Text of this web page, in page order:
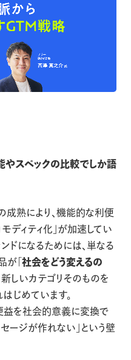
やスペックの比較でしか語
成熟により、機能的な利便
ディティ化」が加速してい
ドになるためには、単なる
が 「社会をどう変えるの
しいカテゴリそのものを
じめています。
益を社会的意義に変換で
ージが作れない」という壁